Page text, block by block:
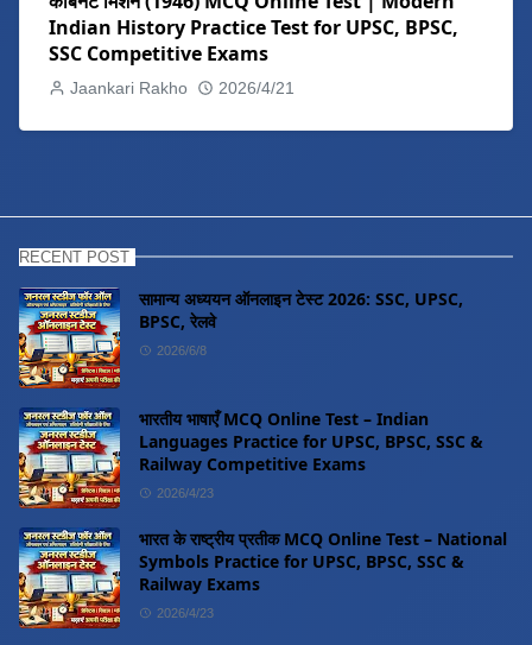
Indian History Practice Test for UPSC, BPSC,
SSC Competitive Exams
Jaankari Rakho 2026/4/21
RECENT POST
सामान्य अध्ययन ऑनलाइन टेस्ट 2026: SSC, UPSC,
BPSC, रेलवे
2026/6/8
भारतीय भाषाएँ MCQ Online Test – Indian
Languages Practice for UPSC, BPSC, SSC &
Railway Competitive Exams
2026/4/23
भारत के राष्ट्रीय प्रतीक MCQ Online Test – National
Symbols Practice for UPSC, BPSC, SSC &
Railway Exams
2026/4/23